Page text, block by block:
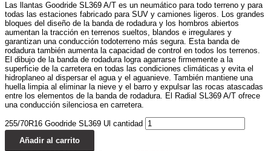
Las llantas Goodride SL369 A/T es un neumático para todo terreno y para
todas las estaciones fabricado para SUV y camiones ligeros. Los grandes
bloques del diseño de la banda de rodadura y los hombros abiertos
aumentan la tracción en terrenos sueltos, blandos e irregulares y
garantizan una conducción todoterreno más segura. Esta banda de
rodadura también aumenta la capacidad de control en todos los terrenos.
El dibujo de la banda de rodadura logra agarrarse firmemente a la
superficie de la carretera en todas las condiciones climáticas y evita el
hidroplaneo al dispersar el agua y el aguanieve. También mantiene una
huella limpia al eliminar la nieve y el barro y expulsar las rocas atascadas
entre los elementos de la banda de rodadura. El Radial SL369 A/T ofrece
una conducción silenciosa en carretera.
255/70R16 Goodride SL369 Ul cantidad
Añadir al carrito